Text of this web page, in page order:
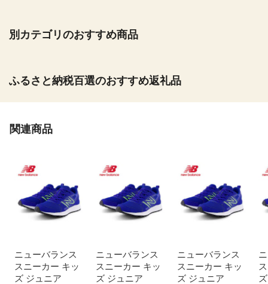
別カテゴリのおすすめ商品
ふるさと納税百選のおすすめ返礼品
関連商品
ニューバランス
スニーカー キッ
ズ ジュニア
ニューバランス
スニーカー キッ
ズ ジュニア
ニューバランス
スニーカー キッ
ズ ジュニア